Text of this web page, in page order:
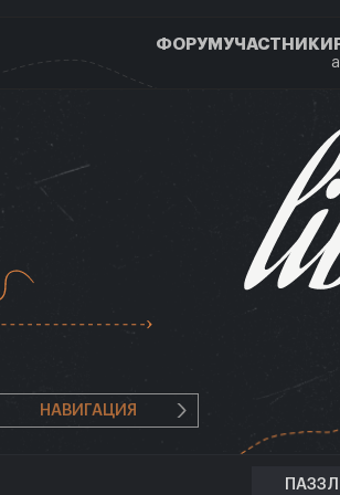
ФОРУМУЧАСТНИКИ
НАВИГАЦИЯ